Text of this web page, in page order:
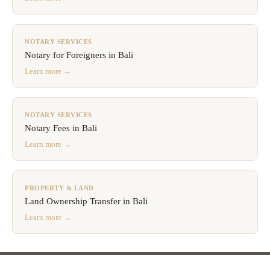
NOTARY SERVICES
Notary for Foreigners in Bali
Learn more →
NOTARY SERVICES
Notary Fees in Bali
Learn more →
PROPERTY & LAND
Land Ownership Transfer in Bali
Learn more →